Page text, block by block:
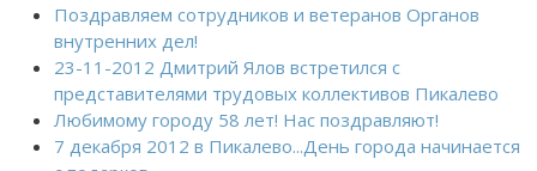
Поздравляем сотрудников и ветеранов Органов
внутренних дел!
23-11-2012 Дмитрий Ялов встретился с
представителями трудовых коллективов Пикалево
Любимому городу 58 лет! Нас поздравляют!
7 декабря 2012 в Пикалево...День города начинается